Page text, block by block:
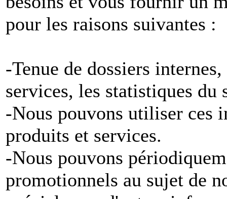
pour les raisons suivantes :
-Tenue de dossiers
services, les statistiques du
-Nous pouvons utiliser ces
produits et services.
-Nous pouvons
promotionnels au sujet de